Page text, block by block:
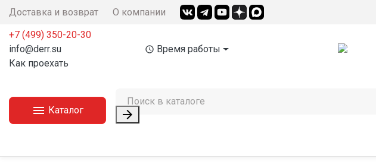
Доставка и возврат О компании
+7 (499) 350-20-30
info@derr.su
Как проехать
access_time Время работы
 Каталог 